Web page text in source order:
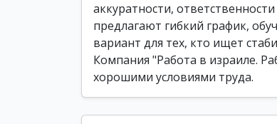
аккуратности,
предлагают гибкий график,
вариант для тех, кто ищет
Компания "Работа в израиле.
хорошими условиями труда.